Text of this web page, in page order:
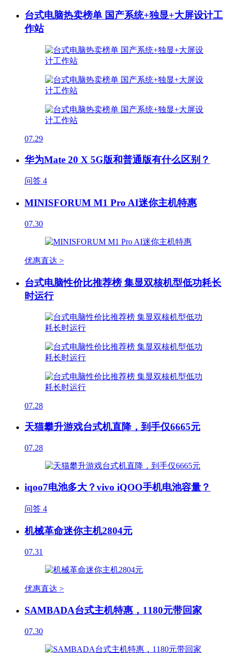
台式电脑热卖榜单 国产系统+独显+大屏设计工
作站
07.29
华为Mate 20 X 5G版和普通版有什么区别？
问答 4
MINISFORUM M1 Pro AI迷你主机特惠
07.30
优惠直达 >
台式电脑性价比推荐榜 集显双核机型低功耗长
时运行
07.28
天猫攀升游戏台式机直降，到手仅6665元
07.28
iqoo7电池多大？vivo iQOO手机电池容量？
问答 4
机械革命迷你主机2804元
07.31
优惠直达 >
SAMBADA台式主机特惠，1180元带回家
07.30